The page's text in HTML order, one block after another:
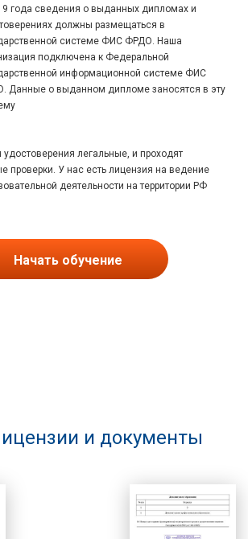
года сведения о выданных дипломах и
должны размещаться в
системе ФИС ФРДО. Наша
подключена к Федеральной
информационной системе ФИС
Данные о выданном дипломе заносятся в эту
удостоверения легальные, и проходят
проверки. У нас есть лицензия на ведение
деятельности на территории РФ
Начать обучение
и документы